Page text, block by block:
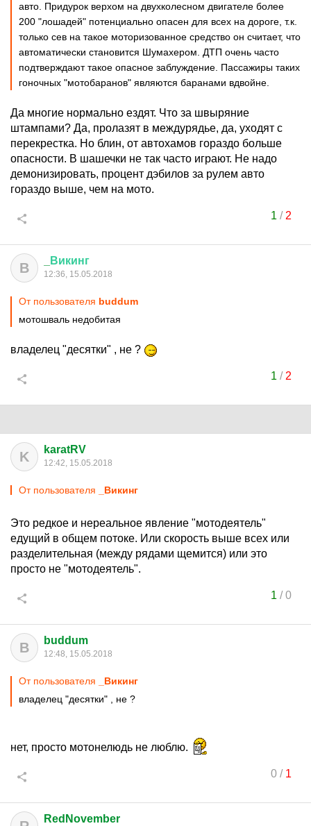
авто. Придурок верхом на двухколесном двигателе более
200 "лошадей" потенциально опасен для всех на дороге, т.к.
только сев на такое моторизованное средство он считает, что
автоматически становится Шумахером. ДТП очень часто
подтверждают такое опасное заблуждение. Пассажиры таких
гоночных "мотобаранов" являются баранами вдвойне.
Да многие нормально ездят. Что за швыряние
штампами? Да, пролазят в междурядье, да, уходят с
перекрестка. Но блин, от автохамов гораздо больше
опасности. В шашечки не так часто играют. Не надо
демонизировать, процент дэбилов за рулем авто
гораздо выше, чем на мото.
1 / 2
В Викинг
12:36, 15.05.2018
От пользователя buddum
мотошваль недобитая
владелец "десятки" , не ?
1 / 2
K karatRV
12:42, 15.05.2018
От пользователя _Викинг
Это редкое и нереальное явление "мотодеятель"
едущий в общем потоке. Или скорость выше всех или
разделительная (между рядами щемится) или это
просто не "мотодеятель".
1 /0
B buddum
12:48, 15.05.2018
От пользователя
_Викинг
владелец "десятки" , не ?
нет, просто мотонелюдь не люблю.
0/ 1
RedNovember